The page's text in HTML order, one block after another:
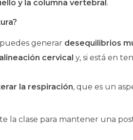
y la columna vertebral .
generar desequilibrios
alineación cervical y, si está en
la respiración, que es un
la clase para mantener una